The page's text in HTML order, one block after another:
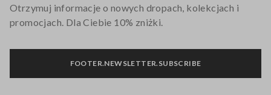
Otrzymuj informacje o nowych dropach, kolekcjach i
promocjach. Dla Ciebie 10% zniżki.
FOOTER.NEWSLETTER.SUBSCRIBE